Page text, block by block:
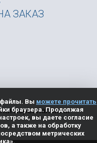
ЗАКАЗ
персональных
файлы. Вы можете прочитать
браузера. Продолжая
вы даете согласие
а также на обработку
метрических